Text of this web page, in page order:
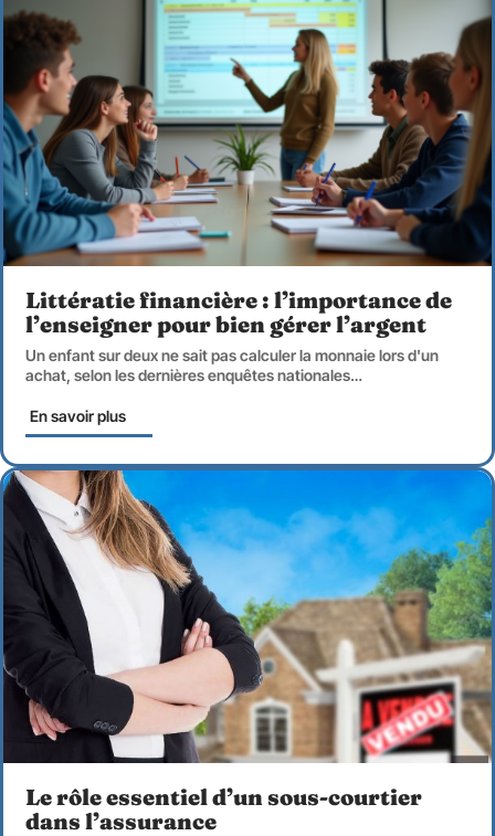
Littératie financière : l’importance de
l’enseigner pour bien gérer l’argent
Un enfant sur deux ne sait pas calculer la monnaie lors d'un
achat, selon les dernières enquêtes nationales…
En savoir plus
Le rôle essentiel d’un sous-courtier
dans l’assurance